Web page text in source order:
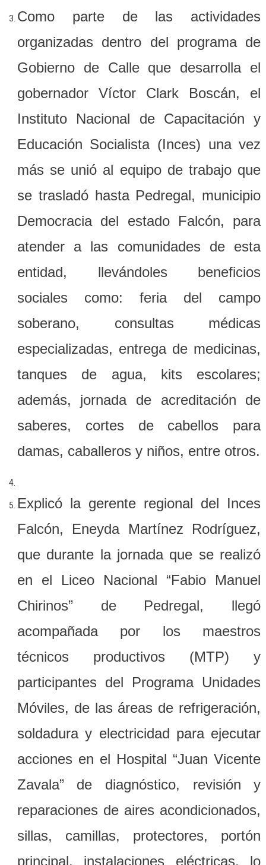
Como parte de las actividades
organizadas dentro del programa de
Gobierno de Calle que desarrolla el
gobernador Víctor Clark Boscán, el
Instituto Nacional de Capacitación y
Educación Socialista (Inces) una vez
más se unió al equipo de trabajo que
se trasladó hasta Pedregal, municipio
Democracia del estado Falcón, para
atender a las comunidades de esta
entidad, llevándoles beneficios
sociales como: feria del campo
soberano, consultas médicas
especializadas, entrega de medicinas,
tanques de agua, kits escolares;
además, jornada de acreditación de
saberes, cortes de cabellos para
damas, caballeros y niños, entre otros.
Explicó la gerente regional del Inces
Falcón, Eneyda Martínez Rodríguez,
que durante la jornada que se realizó
en el Liceo Nacional “Fabio Manuel
Chirinos” de Pedregal, llegó
acompañada por los maestros
técnicos productivos (MTP) y
participantes del Programa Unidades
Móviles, de las áreas de refrigeración,
soldadura y electricidad para ejecutar
acciones en el Hospital “Juan Vicente
Zavala” de diagnóstico, revisión y
reparaciones de aires acondicionados,
sillas, camillas, protectores, portón
principal, instalaciones eléctricas, lo